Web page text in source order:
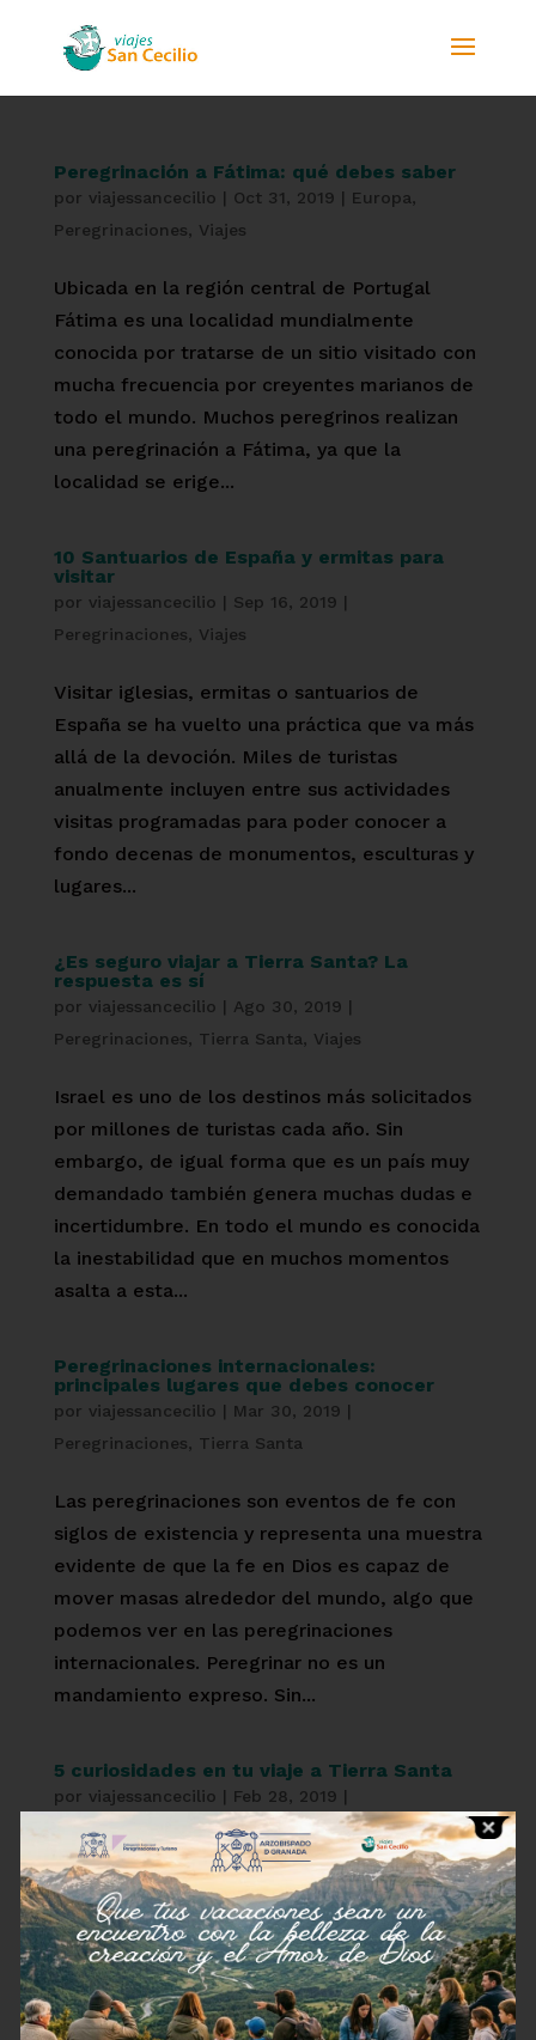
Peregrinación a Fátima: qué debes saber
por viajessancecilio | Oct 31, 2019 | Europa,
Peregrinaciones, Viajes
Ubicada en la región central de Portugal
Fátima es una localidad mundialmente
conocida por tratarse de un sitio visitado con
mucha frecuencia por creyentes marianos de
todo el mundo. Muchos peregrinos realizan
una peregrinación a Fátima, ya que la
localidad se erige...
10 Santuarios de España y ermitas para
visitar
por viajessancecilio | Sep 16, 2019 |
Peregrinaciones, Viajes
Visitar iglesias, ermitas o santuarios de
España se ha vuelto una práctica que va más
allá de la devoción. Miles de turistas
anualmente incluyen entre sus actividades
visitas programadas para poder conocer a
fondo decenas de monumentos, esculturas y
lugares...
¿Es seguro viajar a Tierra Santa? La
respuesta es sí
por viajessancecilio | Ago 30, 2019 |
Peregrinaciones, Tierra Santa, Viajes
Israel es uno de los destinos más solicitados
por millones de turistas cada año. Sin
embargo, de igual forma que es un país muy
demandado también genera muchas dudas e
incertidumbre. En todo el mundo es conocida
la inestabilidad que en muchos momentos
asalta a esta...
Peregrinaciones internacionales:
principales lugares que debes conocer
por viajessancecilio | Mar 30, 2019 |
Peregrinaciones, Tierra Santa
Las peregrinaciones son eventos de fe con
siglos de existencia y representa una muestra
evidente de que la fe en Dios es capaz de
mover masas alrededor del mundo, algo que
podemos ver en las peregrinaciones
internacionales. Peregrinar no es un
mandamiento expreso. Sin...
5 curiosidades en tu viaje a Tierra Santa
por viajessancecilio | Feb 28, 2019 |
Peregrinaciones
Tierra Santa
Un viaje a Tierra Santa, a los santos lugares
donde nació, vivió, murió y resucitó
Jesucristo, es mucho más que un viaje para
hacer turismo. Los católicos tenemos la
oportunidad de tocar, sentir y vivir sitios que